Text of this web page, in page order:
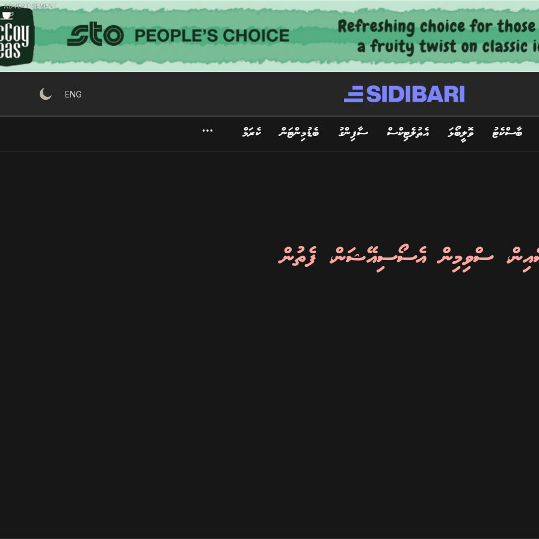
ADVERTISEMENT
ENG
ބާސްކެޓު ވޮލީބޯޅަ އެތުލެޓިކްސް ސާފިންގު ބެޑުމިންޓަން ކެރަމް
ސްވިމިން އެސޯސިއޭޝަން، ފެތުން